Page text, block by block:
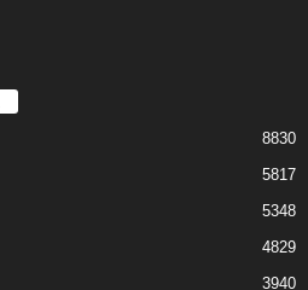
8830
5817
5348
4829
3940